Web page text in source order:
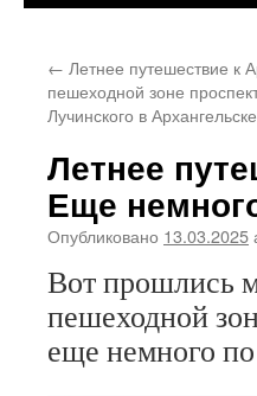
← Летнее путешествие к
пешеходной зоне
Лучинского в
Летнее
Еще
Опубликовано 13.03.2025
Вот прошлись
пешеходной
еще немного